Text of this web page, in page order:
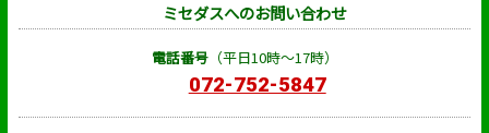
ミセダスへのお問い合わせ
電話番号（平日10時～17時）
072-752-5847